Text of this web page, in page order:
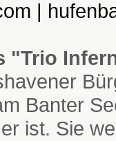
"Trio
Banter
ist. Sie